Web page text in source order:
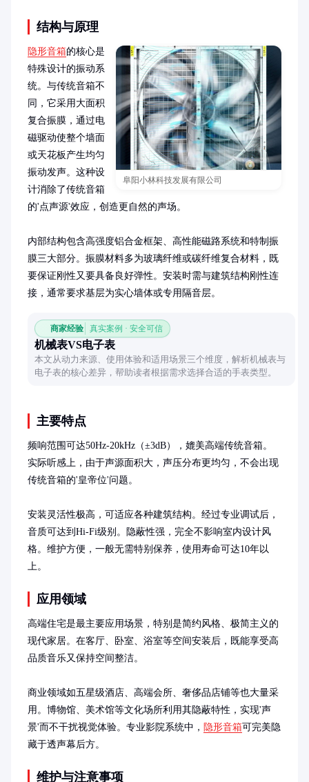
结构与原理
阜阳小林科技发展有限公司
隐形音箱的核心是
特殊设计的振动系
统。与传统音箱不
同，它采用大面积
复合振膜，通过电
磁驱动使整个墙面
或天花板产生均匀
振动发声。这种设
计消除了传统音箱
的'点声源'效应，创造更自然的声场。
内部结构包含高强度铝合金框架、高性能磁路系统和特制振
膜三大部分。振膜材料多为玻璃纤维或碳纤维复合材料，既
要保证刚性又要具备良好弹性。安装时需与建筑结构刚性连
接，通常要求基层为实心墙体或专用隔音层。
商家经验 真实案例 · 安全可信
机械表VS电子表
本文从动力来源、使用体验和适用场景三个维度，解析机械表与
电子表的核心差异，帮助读者根据需求选择合适的手表类型。
主要特点
频响范围可达50Hz-20kHz（±3dB），媲美高端传统音箱。
实际听感上，由于声源面积大，声压分布更均匀，不会出现
传统音箱的'皇帝位'问题。
安装灵活性极高，可适应各种建筑结构。经过专业调试后，
音质可达到Hi-Fi级别。隐蔽性强，完全不影响室内设计风
格。维护方便，一般无需特别保养，使用寿命可达10年以
上。
应用领域
高端住宅是最主要应用场景，特别是简约风格、极简主义的
现代家居。在客厅、卧室、浴室等空间安装后，既能享受高
品质音乐又保持空间整洁。
商业领域如五星级酒店、高端会所、奢侈品店铺等也大量采
用。博物馆、美术馆等文化场所利用其隐蔽特性，实现'声
景'而不干扰视觉体验。专业影院系统中， 隐形音箱可完美隐
藏于透声幕后方。
维护与注意事项